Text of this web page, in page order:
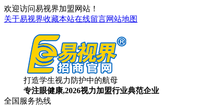
欢迎访问易视界加盟网站！
关于易视界收藏本站在线留言网站地图
打造学生视力防护中的航母
专注眼健康,2026视力加盟行业典范企业
全国服务热线